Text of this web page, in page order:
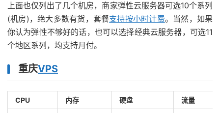
上面也仅列出了几个机房，商家弹性云服务器可选10个系列
(机房)，绝大多数有货，套餐支持按小时计费。当然，如果
你认为弹性不够好的话，也可以选择经典云服务器，可选11
个地区系列，均支持月付。
重庆VPS
CPU 内存 硬盘 流量